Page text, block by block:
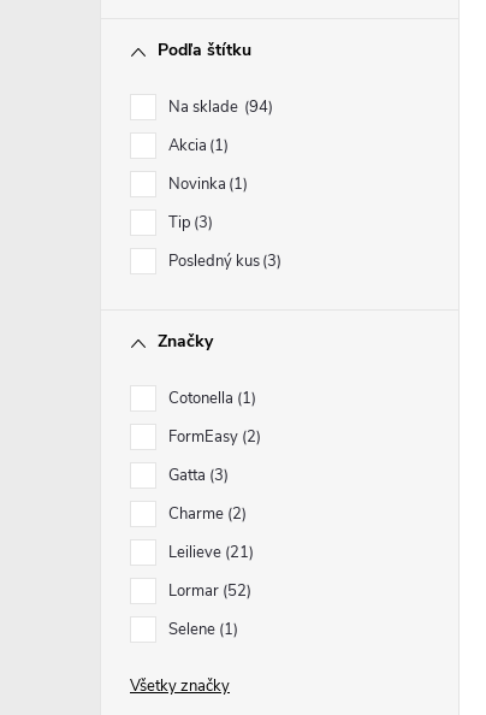
Podľa štítku
Na sklade 94
Akcia 1
Novinka 1
Tip 3
Posledný kus 3
Značky
Cotonella 1
FormEasy 2
Gatta 3
Charme 2
Leilieve 21
Lormar 52
Selene 1
Všetky značky